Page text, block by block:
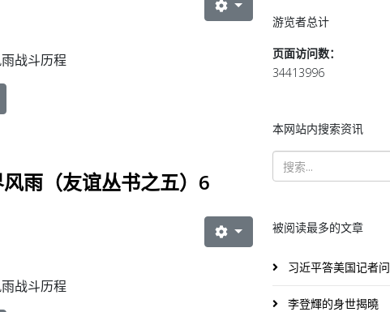
战斗历程
雨（友谊丛书之五）6
战斗历程
游览者总计
页面访问数：
34413996
本网站内搜索资讯
被阅读最多的文章
习近平答美国记者问
李登輝的身世揭曉